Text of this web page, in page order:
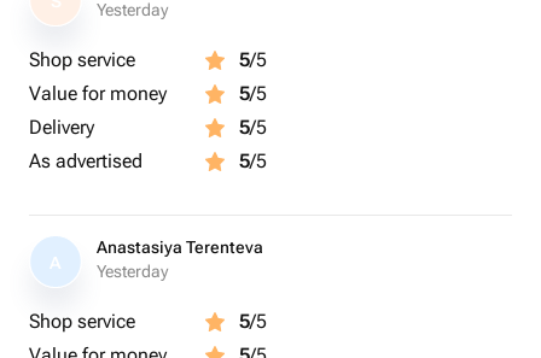
Yesterday
Shop service 5/5
Value for money
5/5
Delivery
5/5
As advertised
5/5
A
Anastasiya Terenteva
Yesterday
Shop service 5/5